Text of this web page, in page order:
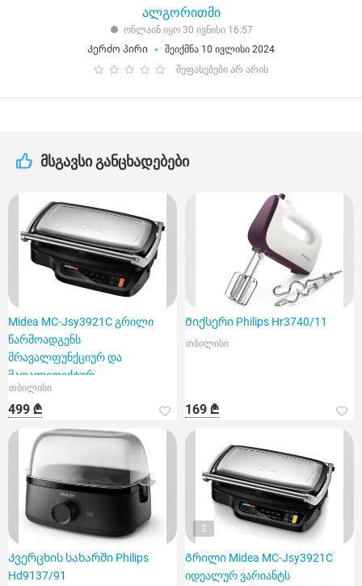
ალგორითმი
ონლაინ იყო 30 ივნისი 16:57
Კერძო პირი
შეიქმნა 10 ივლისი 2024
შეფასებები არ არის
მსგავსი განცხადებები
Midea MC-Jsy3921C გრილი
წარმოადგენს
მრავალფუნქციურ და
მაღალეფექტურ
მოწყობილობას
თბილისი
499 ₾
Მიქსერი Philips Hr3740/11
თბილისი
169 ₾
Კვერცხის სახარში Philips
Hd9137/91
2
Გრილი Midea MC-Jsy3921C
იდეალურ ვარიანტს